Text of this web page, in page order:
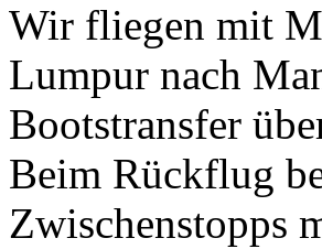
Wir fliegen mit
Lumpur nach
Bootstransfer
Beim Rückflug
Zwischenstopps